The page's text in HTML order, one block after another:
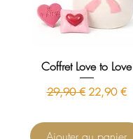
Coffret Love to Love
Prix original
29,90 € Prix
22,90 €